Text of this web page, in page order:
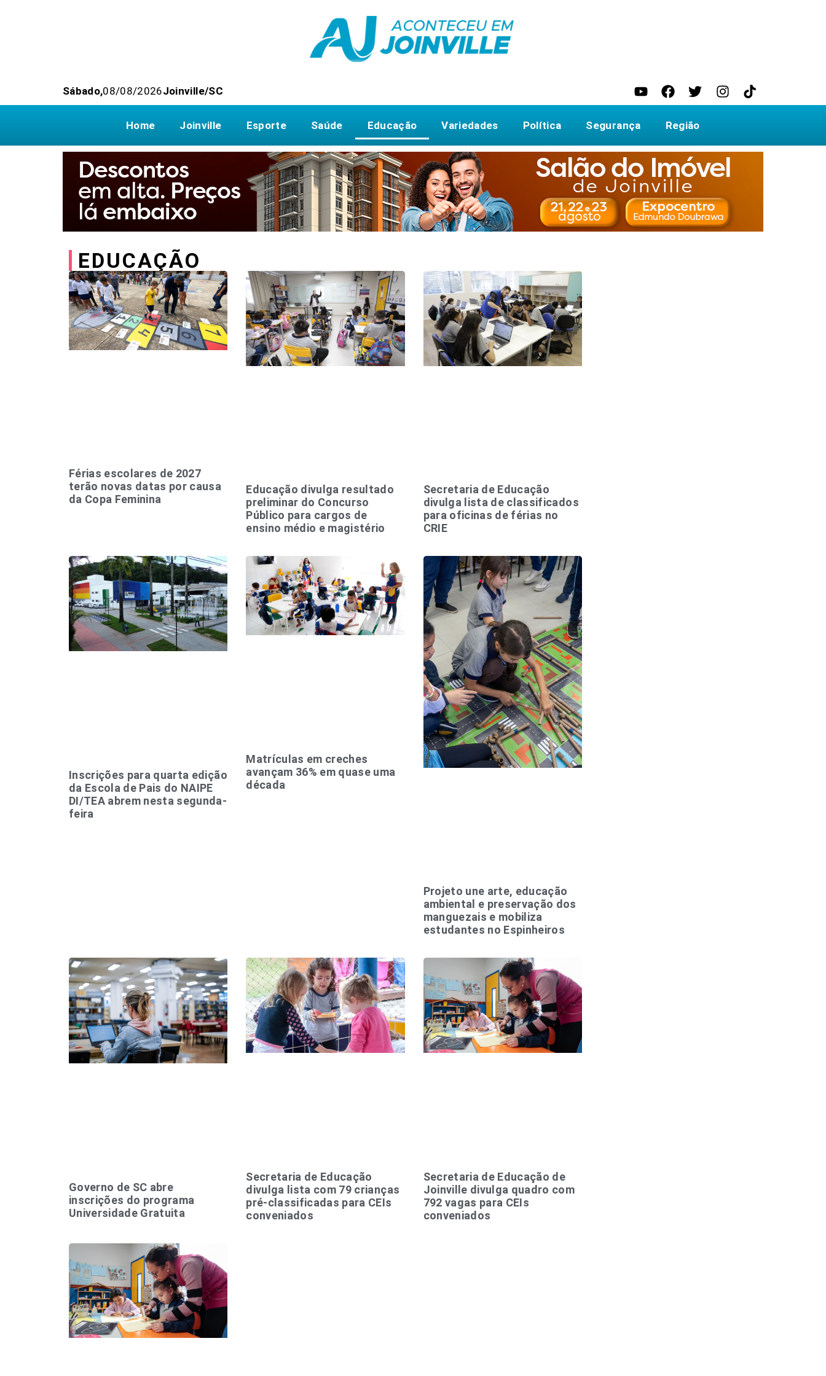
Sábado,08/08/2026Joinville/SC
Home Joinville Esporte Saúde Educação Variedades Política Segurança Região
EDUCAÇÃO
Férias escolares de 2027
terão novas datas por causa
da Copa Feminina
Educação divulga resultado
preliminar do Concurso
Público para cargos de
ensino médio e magistério
Secretaria de Educação
divulga lista de classificados
para oficinas de férias no
CRIE
Inscrições para quarta edição
da Escola de Pais do NAIPE
DI/TEA abrem nesta segunda-
feira
Matrículas em creches
avançam 36% em quase uma
década
Projeto une arte, educação
ambiental e preservação dos
manguezais e mobiliza
estudantes no Espinheiros
Governo de SC abre
inscrições do programa
Universidade Gratuita
Secretaria de Educação
divulga lista com 79 crianças
pré-classificadas para CEIs
conveniados
Secretaria de Educação de
Joinville divulga quadro com
792 vagas para CEIs
conveniados